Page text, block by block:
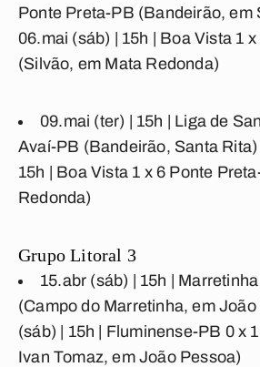
Ponte Preta-PB (Bandeirão, em
06.mai (sáb) | 15h | Boa Vista 1
(Silvão, em Mata Redonda)
09.mai (ter) | 15h | Liga de
Avaí-PB (Bandeirão, Santa Rita)
15h | Boa Vista 1 x 6 Ponte
Redonda)
Grupo Litoral 3
15.abr (sáb) | 15h |
(Campo do Marretinha, em
(sáb) | 15h |
Fluminense-PB 0 x
Ivan Tomaz, em João Pessoa)